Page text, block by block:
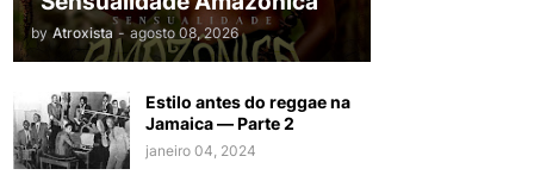
by Atroxista - agosto 08, 2026
Estilo antes do reggae na
Jamaica — Parte 2
janeiro 04, 2024